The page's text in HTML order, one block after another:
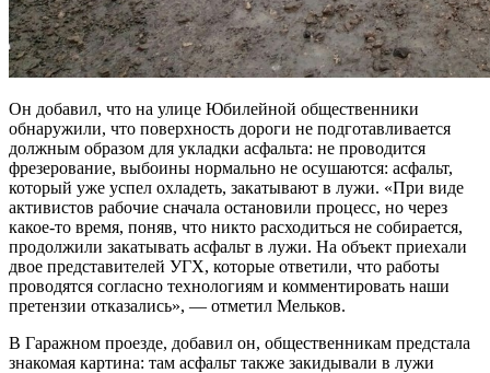
Он добавил, что на улице Юбилейной общественники
обнаружили, что поверхность дороги не подготавливается
должным образом для укладки асфальта: не проводится
фрезерование, выбоины нормально не осушаются: асфальт,
который уже успел охладеть, закатывают в лужи. «При виде
активистов рабочие сначала остановили процесс, но через
какое-то время, поняв, что никто расходиться не собирается,
продолжили закатывать асфальт в лужи. На объект приехали
двое представителей УГХ, которые ответили, что работы
проводятся согласно технологиям и комментировать наши
претензии отказались», — отметил Мельков.
В Гаражном проезде, добавил он, общественникам предстала
знакомая картина: там асфальт также закидывали в лужи